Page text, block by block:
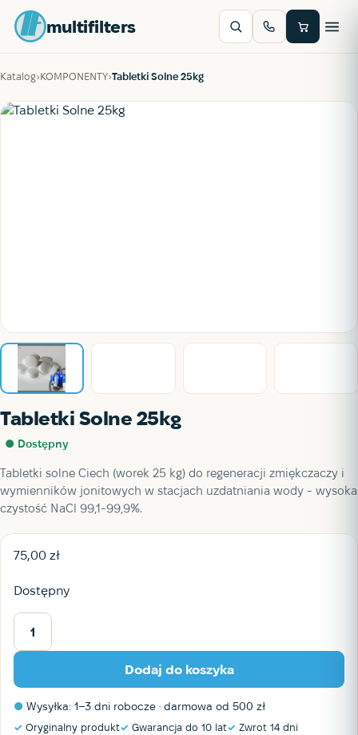
multifilters
Katalog›KOMPONENTY›Tabletki Solne 25kg
Tabletki Solne 25kg
● Dostępny
Tabletki solne Ciech (worek 25 kg) do regeneracji zmiękczaczy i
wymienników jonitowych w stacjach uzdatniania wody - wysoka
czystość NaCl 99,1-99,9%.
75,00 zł
Dostępny
ilość
Tabletki
25kg
Dodaj do koszyka
● Wysyłka: 1–3 dni robocze · darmowa od 500 zł
✓ Oryginalny produkt✓ Gwarancja do 10 lat✓ Zwrot 14 dni